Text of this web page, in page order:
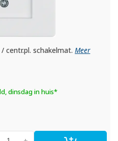
centr.pl. schakelmat.Meer
dinsdag in huis*